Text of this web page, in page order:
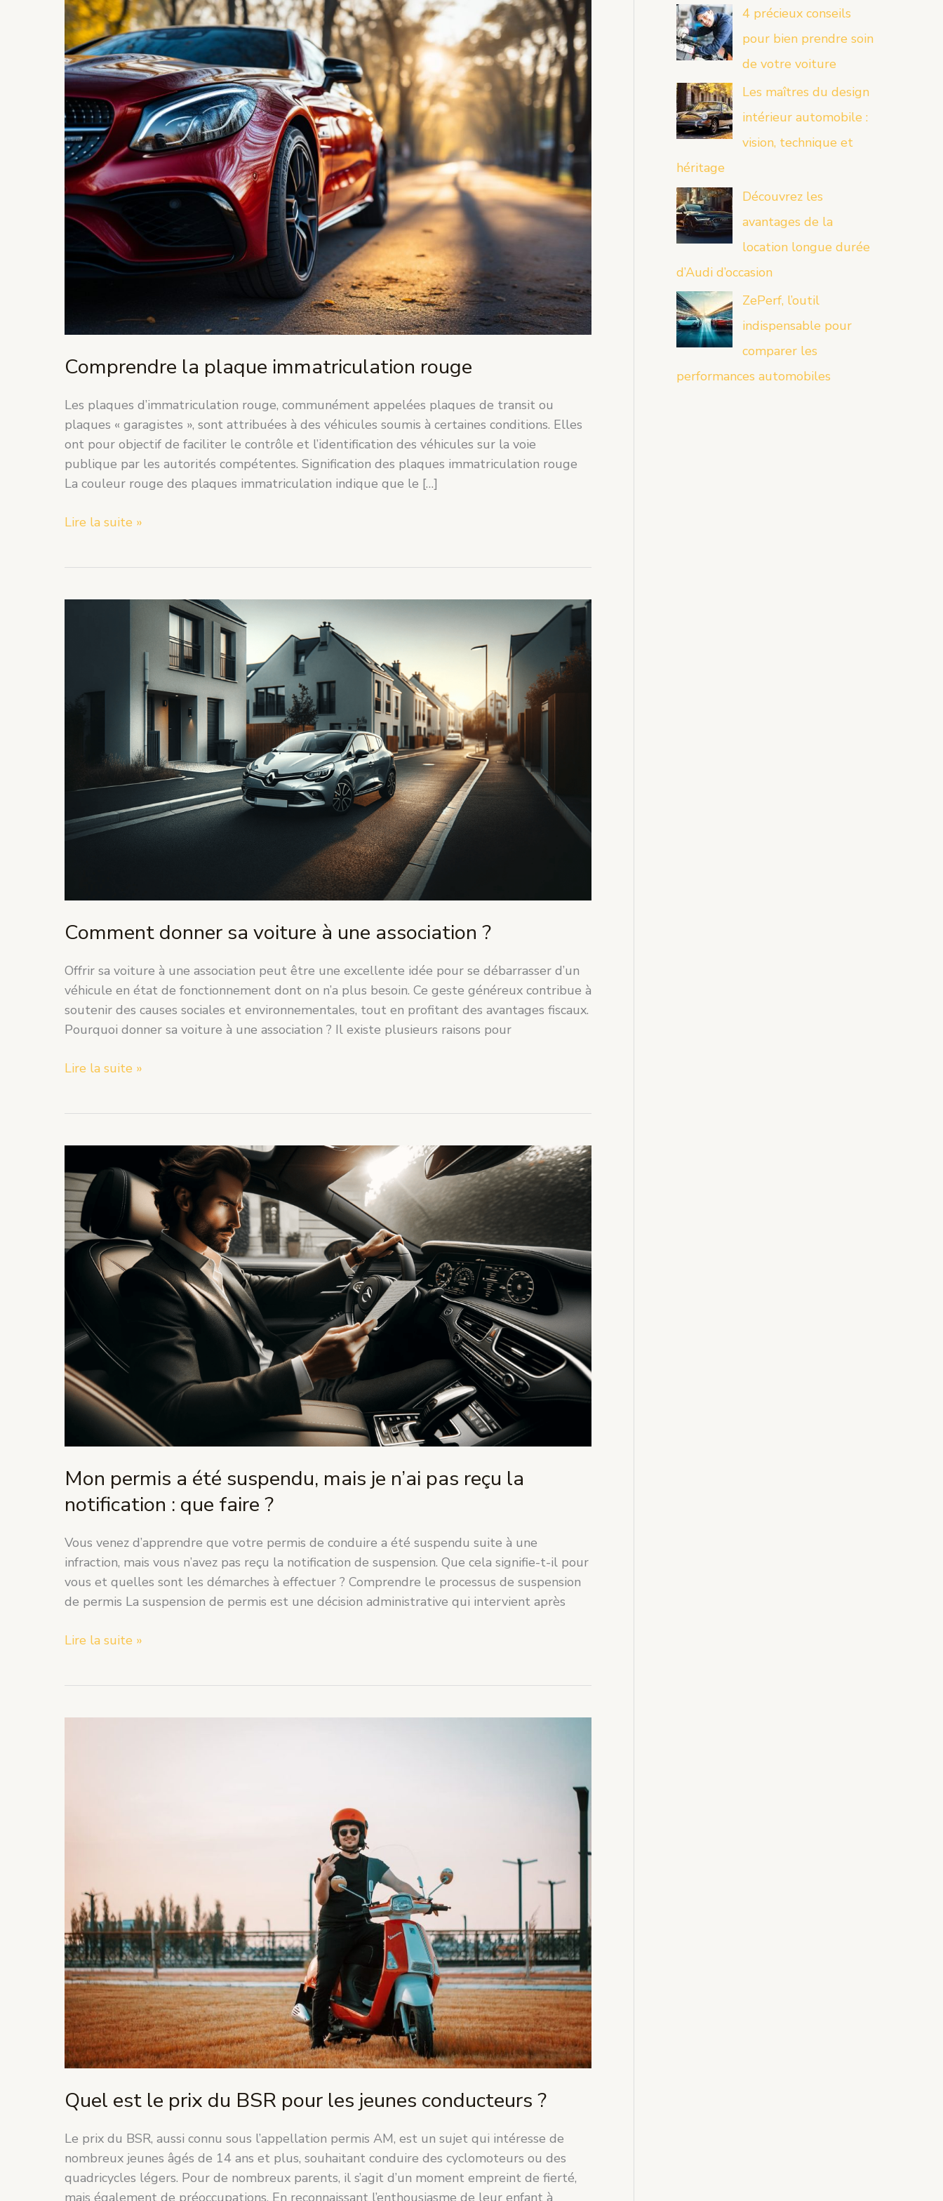
Comprendre la plaque immatriculation rouge
Les plaques d’immatriculation rouge, communément appelées plaques de transit ou
plaques « garagistes », sont attribuées à des véhicules soumis à certaines conditions. Elles
ont pour objectif de faciliter le contrôle et l’identification des véhicules sur la voie
publique par les autorités compétentes. Signification des plaques immatriculation rouge
La couleur rouge des plaques immatriculation indique que le […]
la
plaque
immatriculation
rouge
Lire la suite »
Comment donner sa voiture à une association ?
Offrir sa voiture à une association peut être une excellente idée pour se débarrasser d’un
véhicule en état de fonctionnement dont on n’a plus besoin. Ce geste généreux contribue à
soutenir des causes sociales et environnementales, tout en profitant des avantages fiscaux.
Pourquoi donner sa voiture à une association ? Il existe plusieurs raisons pour
une
Lire la suite »
Mon permis a été suspendu, mais je n’ai pas reçu la
notification : que faire ?
Vous venez d’apprendre que votre permis de conduire a été suspendu suite à une
infraction, mais vous n’avez pas reçu la notification de suspension. Que cela signifie-t-il pour
vous et quelles sont les démarches à effectuer ? Comprendre le processus de suspension
de permis La suspension de permis est une décision administrative qui intervient après
permis
a
été
suspendu,
mais
n’ai
pas
reçu
la
notification
:
que
?
Lire la suite »
Quel est le prix du BSR pour les jeunes conducteurs ?
Le prix du BSR, aussi connu sous l’appellation permis AM, est un sujet qui intéresse de
nombreux jeunes âgés de 14 ans et plus, souhaitant conduire des cyclomoteurs ou des
quadricycles légers. Pour de nombreux parents, il s’agit d’un moment empreint de fierté,
mais également de préoccupations. En reconnaissant l’enthousiasme de leur enfant à
conducteurs
4 précieux conseils
pour bien prendre soin
de votre voiture
Les maîtres du design
intérieur automobile :
vision, technique et
héritage
Découvrez les
avantages de la
location longue durée
d’Audi d’occasion
ZePerf, l’outil
indispensable pour
comparer les
performances automobiles